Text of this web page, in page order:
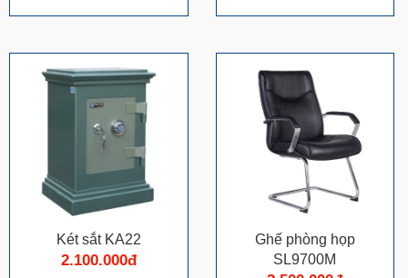
Két sắt KA22
2.100.000đ
Ghế phòng họp
SL9700M